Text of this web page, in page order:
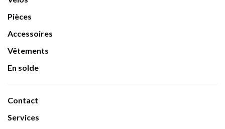
Pièces
Accessoires
Vêtements
En solde
Contact
Services